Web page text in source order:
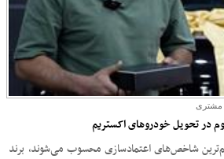
مشتری
در تحویل خودروهای اکستریم
شاخص‌های اعتمادسازی محسوب می‌شوند، برند